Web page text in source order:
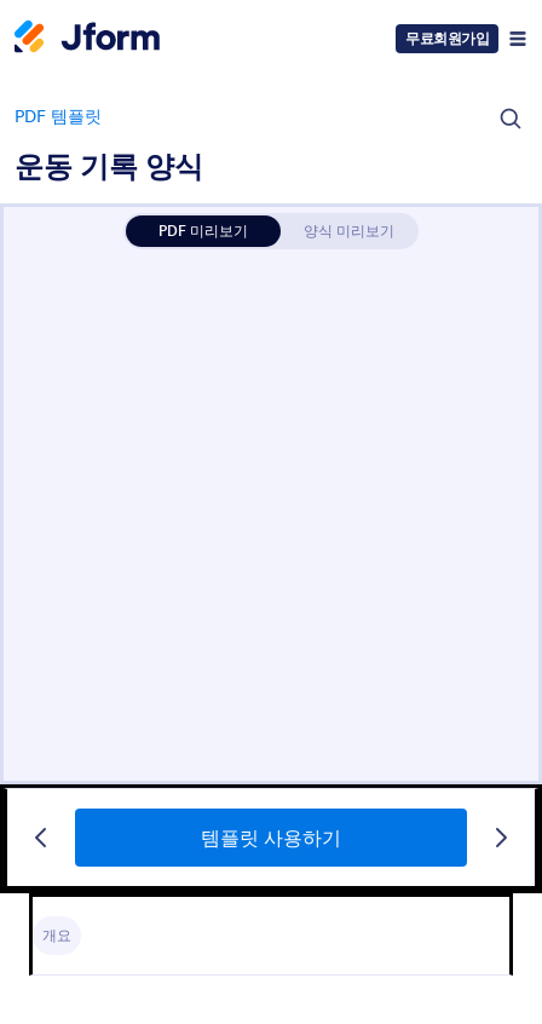
무료회원가입
PDF 템플릿
운동 기록 양식
PDF 미리보기 양식 미리보기
템플릿 사용하기
개요